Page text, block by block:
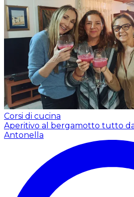
Corsi di cucina
Aperitivo al bergamotto tutto
Antonella